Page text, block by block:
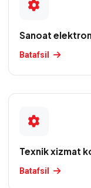
Sanoat
Batafsil
Texnik xizmat
Batafsil